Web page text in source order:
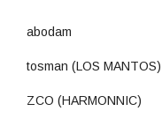
abodam
tosman (LOS MANTOS)
ZCO (HARMONNIC)